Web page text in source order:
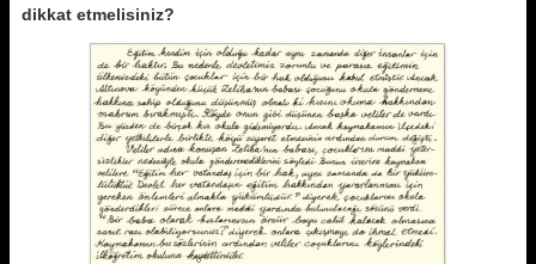
dikkat etmelisiniz?